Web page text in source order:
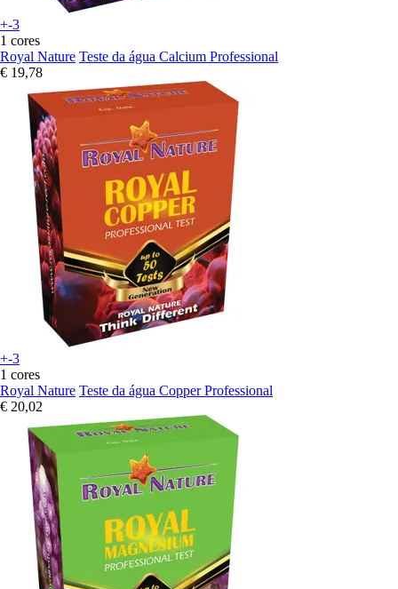
+-3
1 cores
Royal Nature Teste da água Calcium Professional
€ 19,78
+-3
1 cores
Royal Nature Teste da água Copper Professional
€ 20,02